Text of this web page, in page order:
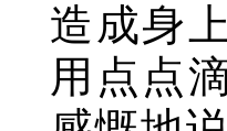
造成身
用点点